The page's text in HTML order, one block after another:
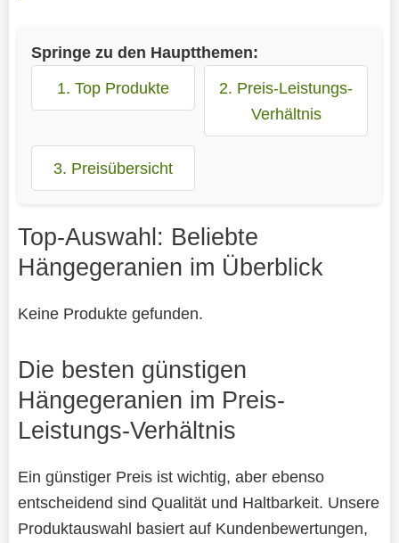
Springe zu den Hauptthemen:
1. Top Produkte
2. Preis-Leistungs-
Verhältnis
3. Preisübersicht
Top-Auswahl: Beliebte
Hängegeranien im Überblick
Keine Produkte gefunden.
Die besten günstigen
Hängegeranien im Preis-
Leistungs-Verhältnis
Ein günstiger Preis ist wichtig, aber ebenso
entscheidend sind Qualität und Haltbarkeit. Unsere
Produktauswahl basiert auf Kundenbewertungen,